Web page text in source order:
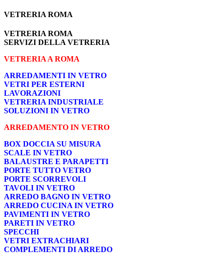
VETRERIA ROMA
VETRERIA ROMA
SERVIZI DELLA VETRERIA
VETRERIA A ROMA
ARREDAMENTI IN VETRO
VETRI PER ESTERNI
LAVORAZIONI
VETRERIA INDUSTRIALE
SOLUZIONI IN VETRO
ARREDAMENTO IN VETRO
BOX DOCCIA SU MISURA
SCALE IN VETRO
BALAUSTRE E PARAPETTI
PORTE TUTTO VETRO
PORTE SCORREVOLI
TAVOLI IN VETRO
ARREDO BAGNO IN VETRO
ARREDO CUCINA IN VETRO
PAVIMENTI IN VETRO
PARETI IN VETRO
SPECCHI
VETRI EXTRACHIARI
COMPLEMENTI DI ARREDO